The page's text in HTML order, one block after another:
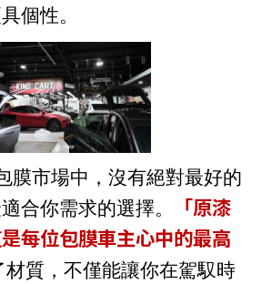
個性。
膜市場中，沒有絕對最好的
合你需求的選擇。
「原漆
每位包膜車主心中的最高
材質，不僅能讓你在駕馭時